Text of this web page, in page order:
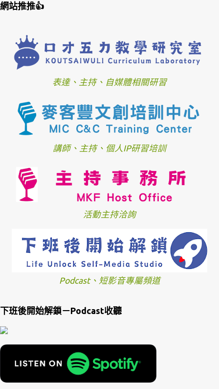
網站推推👍
表達、主持、自媒體相關研習
講師、主持、個人IP研習培訓
活動主持洽詢
Podcast、短影音專屬頻道
下班後開始解鎖－Podcast收聽